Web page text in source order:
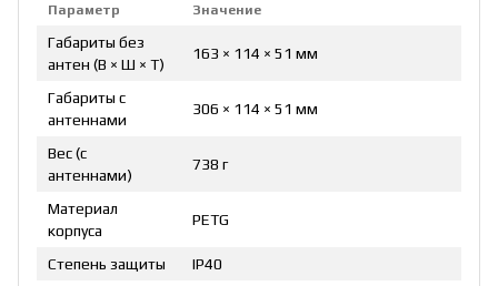
Параметр Значение
Габариты без
антен (В × Ш × Т)
163 × 114 × 51 мм
Габариты с
антеннами
306 × 114 × 51 мм
Вес (с
антеннами)
738 г
Материал
корпуса
PETG
Степень защиты IP40